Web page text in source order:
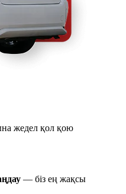
жедел қол қою
— біз ең жақсы